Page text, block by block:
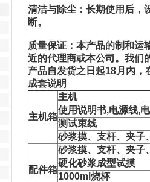
清洁与除尘：长期使用后，
断。
质量保证：本产品的制和运
近的代理商或本公司。我们
产品自发货之日起18月内，
成套说明
主机箱
主机
使用说明书,电源线,
测试束线
砂浆摸、支杆、夹子
配件箱
砂浆摸、支杆、夹子
硬化砂浆成型试摸
1000ml烧杯